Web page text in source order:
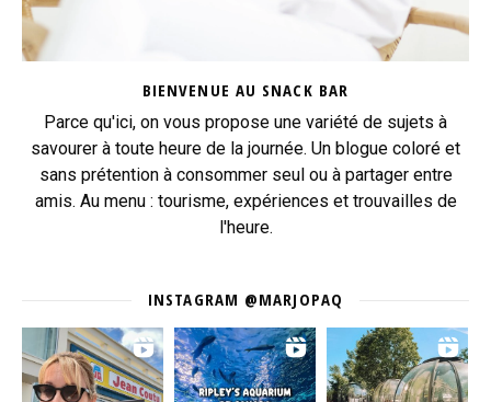
BIENVENUE AU SNACK BAR
Parce qu'ici, on vous propose une variété de sujets à
savourer à toute heure de la journée. Un blogue coloré et
sans prétention à consommer seul ou à partager entre
amis. Au menu : tourisme, expériences et trouvailles de
l'heure.
INSTAGRAM @MARJOPAQ